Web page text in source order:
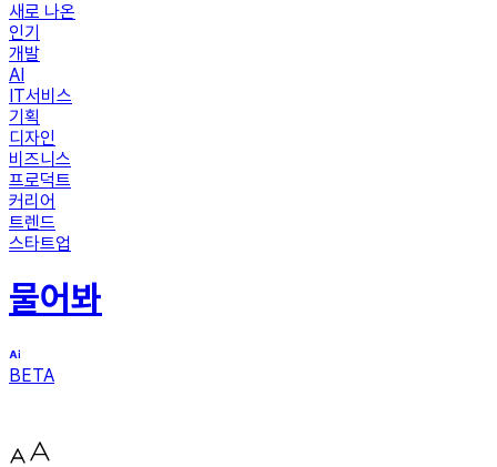
새로 나온
인기
개발
AI
IT서비스
기획
디자인
비즈니스
프로덕트
커리어
트렌드
스타트업
물어봐
BETA